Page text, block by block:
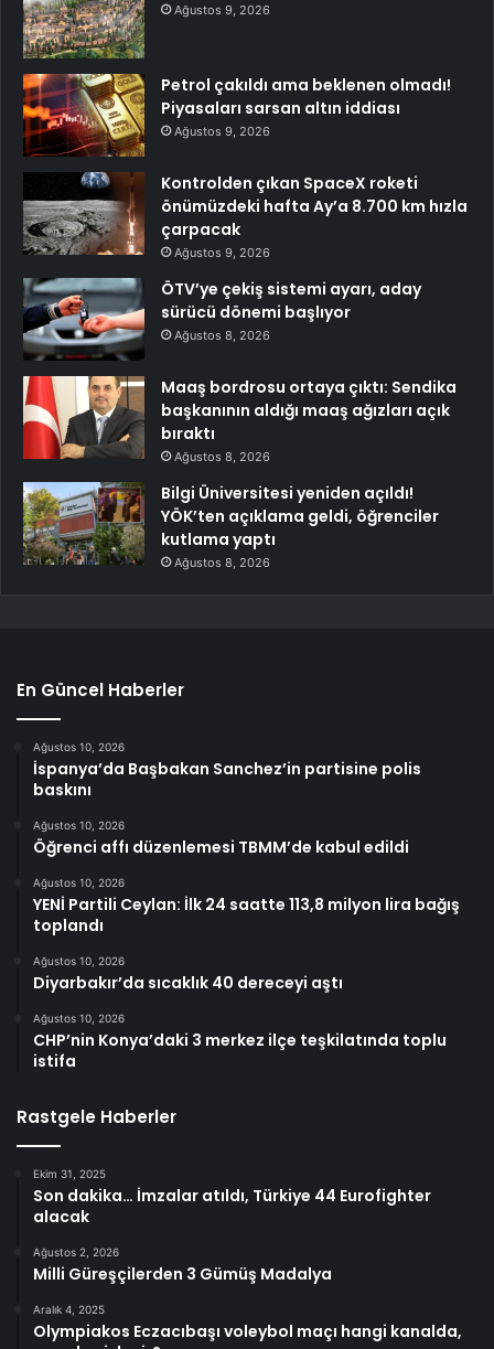
Ağustos 9, 2026
Petrol çakıldı ama beklenen olmadı!
Piyasaları sarsan altın iddiası
Ağustos 9, 2026
Kontrolden çıkan SpaceX roketi
önümüzdeki hafta Ay’a 8.700 km hızla
çarpacak
Ağustos 9, 2026
ÖTV’ye çekiş sistemi ayarı, aday
sürücü dönemi başlıyor
Ağustos 8, 2026
Maaş bordrosu ortaya çıktı: Sendika
başkanının aldığı maaş ağızları açık
bıraktı
Ağustos 8, 2026
Bilgi Üniversitesi yeniden açıldı!
YÖK’ten açıklama geldi, öğrenciler
kutlama yaptı
Ağustos 8, 2026
En Güncel Haberler
Ağustos 10, 2026
İspanya’da Başbakan Sanchez’in partisine polis
baskını
Ağustos 10, 2026
Öğrenci affı düzenlemesi TBMM’de kabul edildi
Ağustos 10, 2026
YENİ Partili Ceylan: İlk 24 saatte 113,8 milyon lira bağış
toplandı
Ağustos 10, 2026
Diyarbakır’da sıcaklık 40 dereceyi aştı
Ağustos 10, 2026
CHP’nin Konya’daki 3 merkez ilçe teşkilatında toplu
istifa
Rastgele Haberler
Ekim 31, 2025
Son dakika… İmzalar atıldı, Türkiye 44 Eurofighter
alacak
Ağustos 2, 2026
Milli Güreşçilerden 3 Gümüş Madalya
Aralık 4, 2025
Olympiakos Eczacıbaşı voleybol maçı hangi kanalda,